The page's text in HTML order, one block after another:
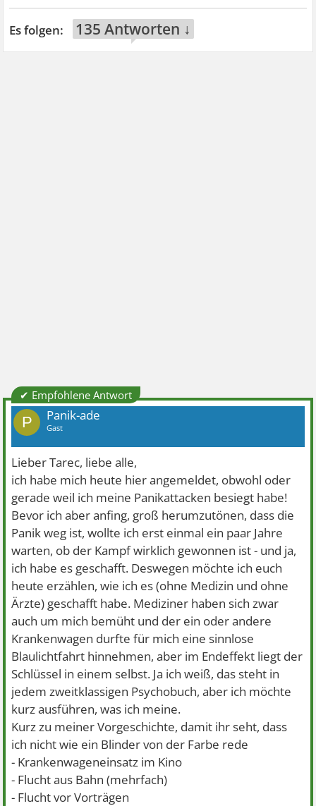
135 Antworten ↓
✔ Empfohlene Antwort
P Panik-ade
Gast
Lieber Tarec, liebe alle,
ich habe mich heute hier angemeldet, obwohl oder
gerade weil ich meine Panikattacken besiegt habe!
Bevor ich aber anfing, groß herumzutönen, dass die
Panik weg ist, wollte ich erst einmal ein paar Jahre
warten, ob der Kampf wirklich gewonnen ist - und ja,
ich habe es geschafft. Deswegen möchte ich euch
heute erzählen, wie ich es (ohne Medizin und ohne
Ärzte) geschafft habe. Mediziner haben sich zwar
auch um mich bemüht und der ein oder andere
Krankenwagen durfte für mich eine sinnlose
Blaulichtfahrt hinnehmen, aber im Endeffekt liegt der
Schlüssel in einem selbst. Ja ich weiß, das steht in
jedem zweitklassigen Psychobuch, aber ich möchte
kurz ausführen, was ich meine.
Kurz zu meiner Vorgeschichte, damit ihr seht, dass
ich nicht wie ein Blinder von der Farbe rede
- Krankenwageneinsatz im Kino
- Flucht aus Bahn (mehrfach)
- Flucht vor Vorträgen